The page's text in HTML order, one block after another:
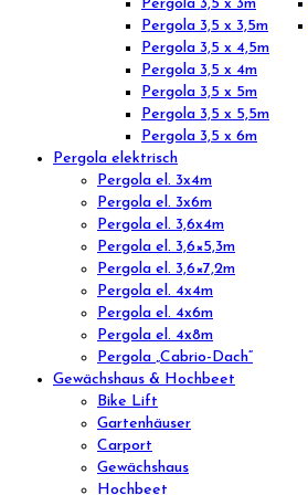
Pergola 3,5 x 3m
Pergola 3,5 x 3,5m
Pergola 3,5 x 4,5m
Pergola 3,5 x 4m
Pergola 3,5 x 5m
Pergola 3,5 x 5,5m
Pergola 3,5 x 6m
Pergola elektrisch
Pergola el. 3x4m
Pergola el. 3x6m
Pergola el. 3,6x4m
Pergola el. 3,6×5,3m
Pergola el. 3,6×7,2m
Pergola el. 4x4m
Pergola el. 4x6m
Pergola el. 4x8m
Pergola „Cabrio-Dach“
Gewächshaus & Hochbeet
Bike Lift
Gartenhäuser
Carport
Gewächshaus
Hochbeet